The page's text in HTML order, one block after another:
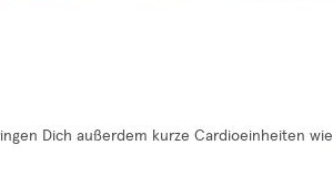
Dich außerdem kurze Cardioeinheiten wie